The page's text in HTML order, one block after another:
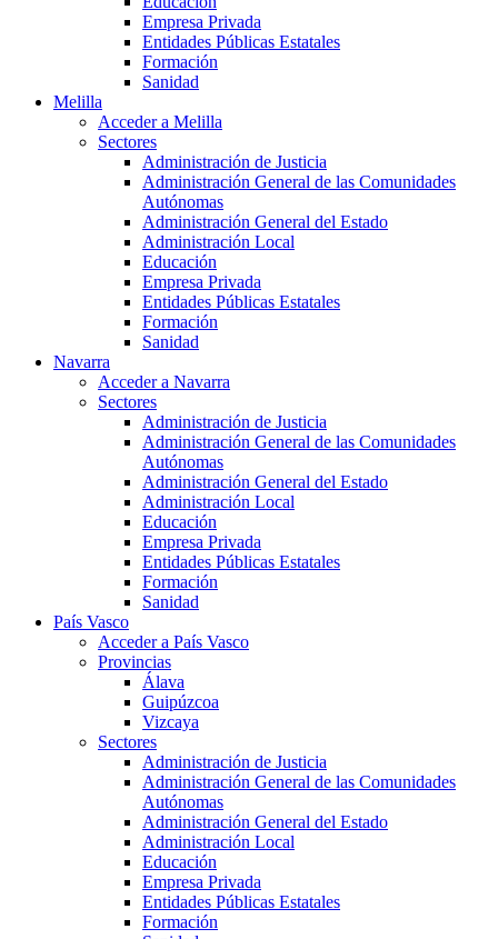
Empresa Privada
Entidades Públicas Estatales
Formación
Sanidad
Melilla
Acceder a Melilla
Sectores
Administración de Justicia
Administración General de las Comunidades
Autónomas
Administración General del Estado
Administración Local
Educación
Empresa Privada
Entidades Públicas Estatales
Formación
Sanidad
Navarra
Acceder a Navarra
Sectores
Administración de Justicia
Administración General de las Comunidades
Autónomas
Administración General del Estado
Administración Local
Educación
Empresa Privada
Entidades Públicas Estatales
Formación
Sanidad
País Vasco
Acceder a País Vasco
Provincias
Álava
Guipúzcoa
Vizcaya
Sectores
Administración de Justicia
Administración General de las Comunidades
Autónomas
Administración General del Estado
Administración Local
Educación
Empresa Privada
Entidades Públicas Estatales
Formación